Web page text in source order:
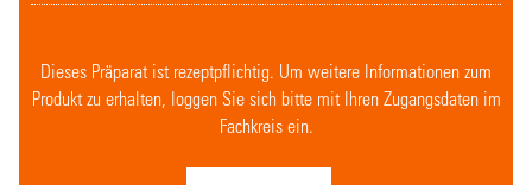
Dieses Präparat ist rezeptpflichtig. Um weitere Informationen zum
Produkt zu erhalten, loggen Sie sich bitte mit Ihren Zugangsdaten im
Fachkreis ein.